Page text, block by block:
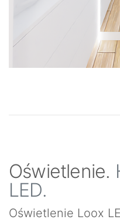
Oświetlenie.
LED.
Oświetlenie Loox